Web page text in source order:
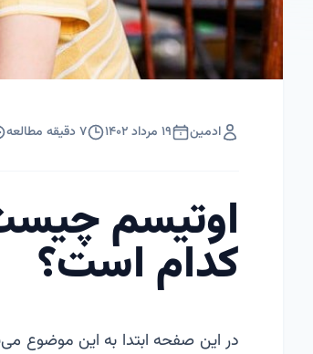
ادمین ۱۹ مرداد ۱۴۰۲ ۷ دقیقه مطالعه
اوتیسم
کدام است؟
در این صفحه ابتدا به این موضوع